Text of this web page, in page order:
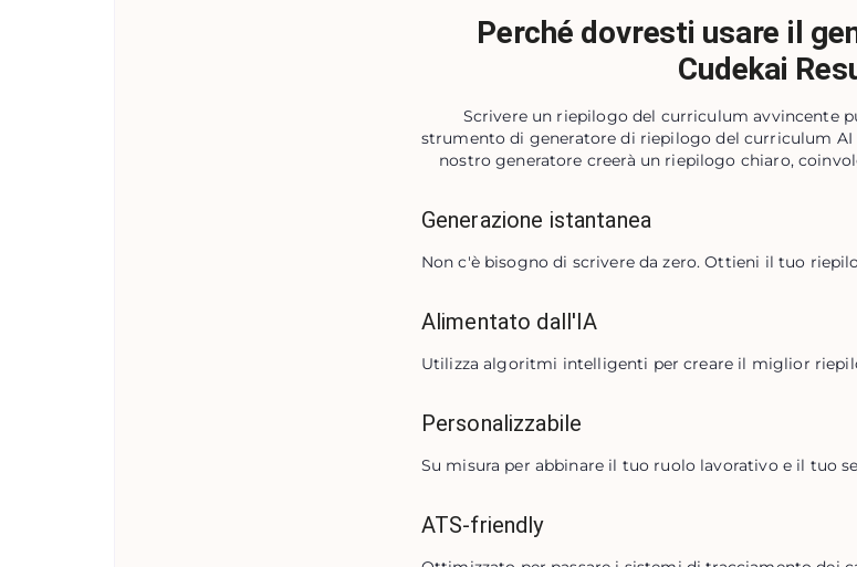
Perché dovresti usare il
Cudekai
Scrivere un riepilogo del curriculum avvincente
strumento di generatore di riepilogo del curriculum
nostro generatore creerà un riepilogo chiaro,
Generazione istantanea
Non c'è bisogno di scrivere da zero. Ottieni il tuo
Alimentato dall'IA
Utilizza algoritmi intelligenti per creare il miglior
Personalizzabile
Su misura per abbinare il tuo ruolo lavorativo e il tuo
ATS-friendly